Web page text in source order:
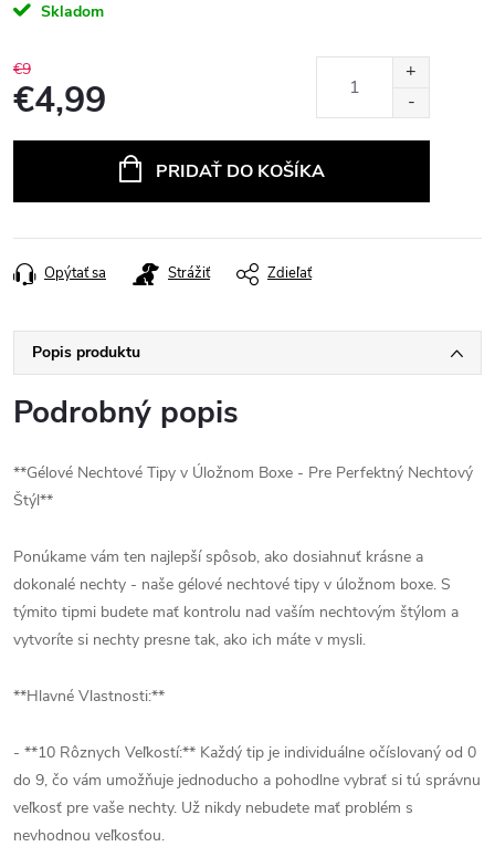
Skladom
€9
€4,99
PRIDAŤ DO KOŠÍKA
Opýtať sa Strážiť Zdieľať
Popis produktu
Podrobný popis
**Gélové Nechtové Tipy v Úložnom Boxe - Pre Perfektný Nechtový
Štýl**
Ponúkame vám ten najlepší spôsob, ako dosiahnuť krásne a
dokonalé nechty - naše gélové nechtové tipy v úložnom boxe. S
týmito tipmi budete mať kontrolu nad vaším nechtovým štýlom a
vytvoríte si nechty presne tak, ako ich máte v mysli.
**Hlavné Vlastnosti:**
- **10 Rôznych Veľkostí:** Každý tip je individuálne očíslovaný od 0
do 9, čo vám umožňuje jednoducho a pohodlne vybrať si tú správnu
veľkosť pre vaše nechty. Už nikdy nebudete mať problém s
nevhodnou veľkosťou.